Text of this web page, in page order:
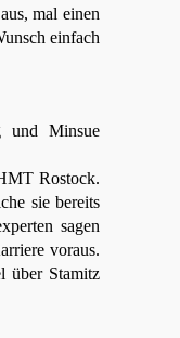
mal einen
einfach
Minsue
Rostock.
sie bereits
sagen
voraus.
über Stamitz